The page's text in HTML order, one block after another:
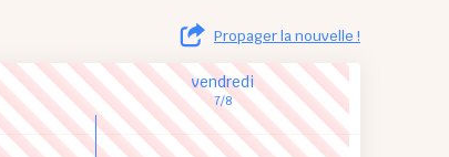
Propager la nouvelle !
vendredi
7/8